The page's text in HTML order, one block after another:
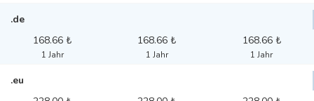
.de
168.66 ₺
1 Jahr
168.66 ₺
1 Jahr
168.66 ₺
1 Jahr
.eu